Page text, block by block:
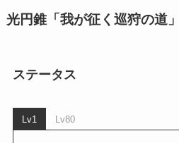
光円錐「我が征く巡狩の道」
ステータス
Lv1 Lv80